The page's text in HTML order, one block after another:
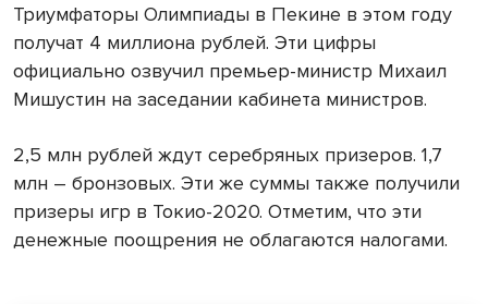
Триумфаторы Олимпиады в Пекине в этом году
получат 4 миллиона рублей. Эти цифры
официально озвучил премьер-министр Михаил
Мишустин на заседании кабинета министров.
2,5 млн рублей ждут серебряных призеров. 1,7
млн – бронзовых. Эти же суммы также получили
призеры игр в Токио-2020. Отметим, что эти
денежные поощрения не облагаются налогами.